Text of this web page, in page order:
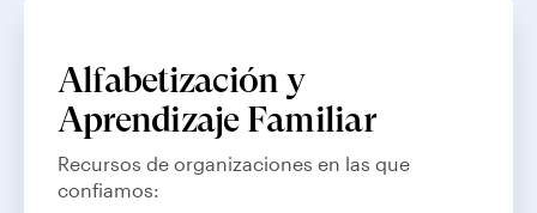
Alfabetización y
Aprendizaje Familiar
Recursos de organizaciones en las que
confiamos: